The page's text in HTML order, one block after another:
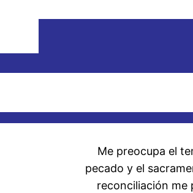
Me preocupa el
pecado y el
reconciliación me